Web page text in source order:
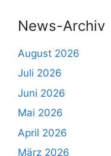
News-Archiv
August 2026
Juli 2026
Juni 2026
Mai 2026
April 2026
März 2026